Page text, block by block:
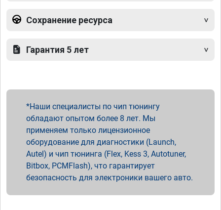
Сохранение ресурса
Гарантия 5 лет
Наши специалисты по чип тюнингу
обладают опытом более 8 лет. Мы
применяем только лицензионное
оборудование для диагностики (Launch,
Autel) и чип тюнинга (Flex, Kess 3, Autotuner,
Bitbox, PCMFlash), что гарантирует
безопасность для электроники вашего авто.